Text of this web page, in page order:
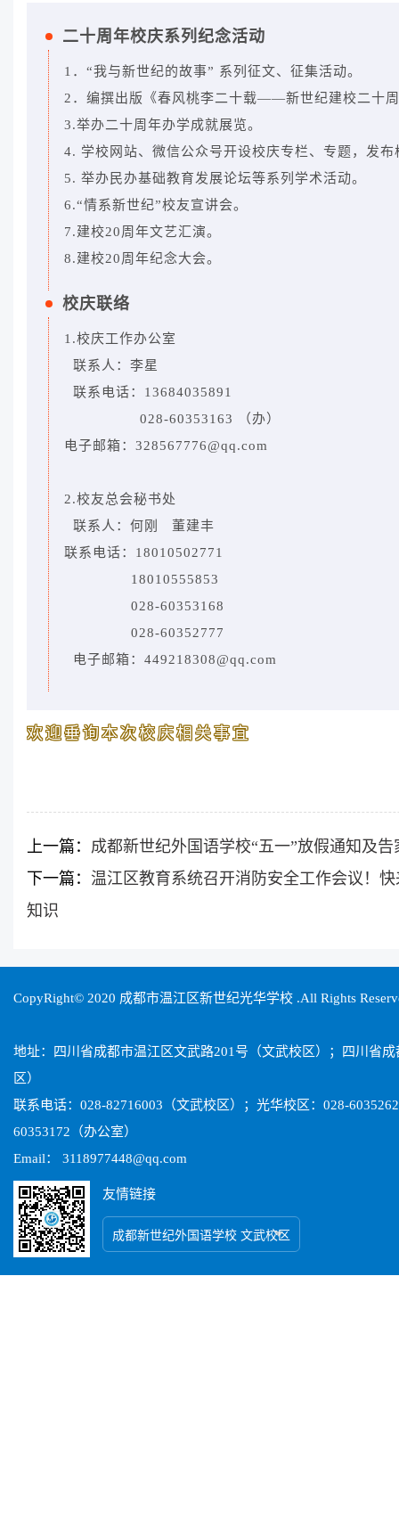
二十周年校庆系列纪念活动
1．“我与新世纪的故事” 系列征文、征集活动。
2．编撰出版《春风桃李二十载——新世纪建校二十
3.举办二十周年办学成就展览。
4. 学校网站、微信公众号开设校庆专栏、专题，发
5. 举办民办基础教育发展论坛等系列学术活动。
6.“情系新世纪”校友宣讲会。
7.建校20周年文艺汇演。
8.建校20周年纪念大会。
校庆联络
1.校庆工作办公室
联系人：李星
联系电话：13684035891
028-60353163 （办）
电子邮箱：328567776@qq.com
2.校友总会秘书处
联系人：何刚 董建丰
联系电话：18010502771
18010555853
028-60353168
028-60352777
电子邮箱：449218308@qq.com
欢迎垂询本次校庆相关事宜
上一篇： 成都新世纪外国语学校“五一”放假通知及告
下一篇： 温江区教育系统召开消防安全工作会议！
知识
CopyRight© 2020 成都市温江区新世纪光华学校 .All Rights
地址：四川省成都市温江区文武路201号（文武校区）；四川省
区）
联系电话：028-82716003（文武校区）；光华校区：028-
60353172（办公室）
Email： 3118977448@qq.com
友情链接